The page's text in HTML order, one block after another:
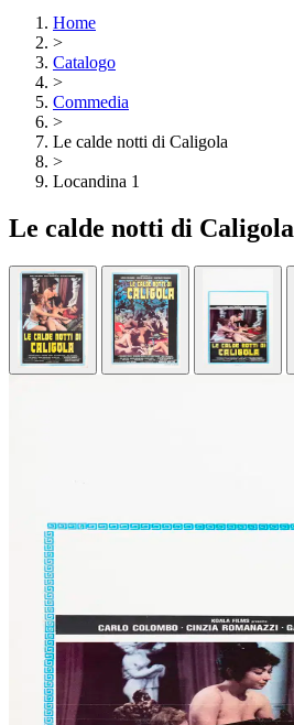
Home
>
Catalogo
>
Commedia
>
Le calde notti di Caligola
>
Locandina 1
Le calde notti di Caligola